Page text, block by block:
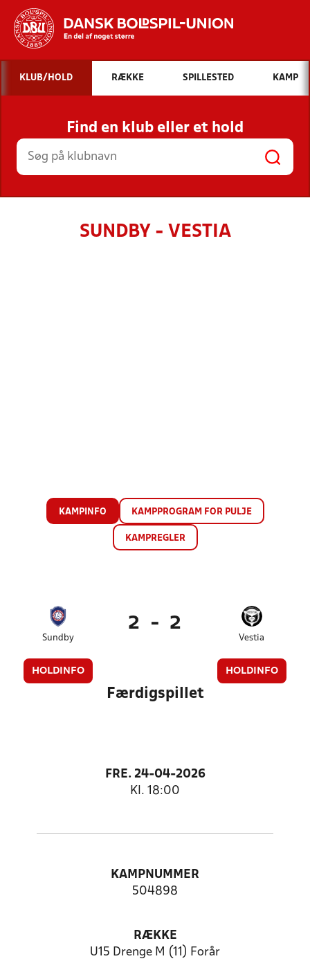
Hvad vil du søge efter?
INDHOLD OG NYHEDER
STILLINGER, RESULTATER, KLUBBER OG
HOLD
KLUB/HOLD RÆKKE SPILLESTED KAMP
Find en klub eller et hold
SUNDBY - VESTIA
KAMPINFO KAMPPROGRAM FOR PULJE
KAMPREGLER
Sundby
HOLDINFO
2 - 2
Vestia
HOLDINFO
Færdigspillet
FRE. 24-04-2026
Kl. 18:00
KAMPNUMMER
504898
RÆKKE
U15 Drenge M (11) Forår